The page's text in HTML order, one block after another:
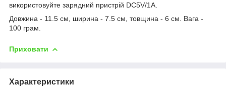
використовуйте зарядний пристрій DC5V/1A.
Довжина - 11.5 см, ширина - 7.5 см, товщина - 6 см. Вага -
100 грам.
Приховати
Характеристики